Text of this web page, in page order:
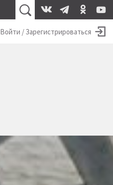
Войти / Зарегистрироваться